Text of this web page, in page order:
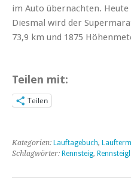
im Auto übernachten.
Diesmal wird der
73,9 km und 1875
Teilen mit:
Teilen
Kategorien: Lauftagebuch,
Schlagwörter: Rennsteig,